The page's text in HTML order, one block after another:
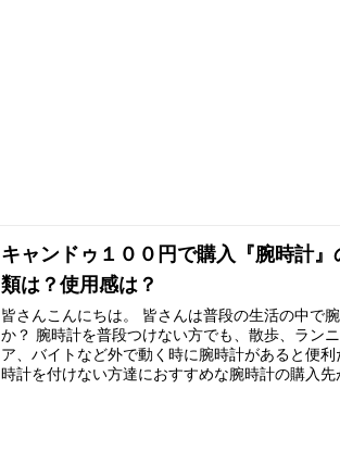
キャンドゥ１００円で購入『腕時計
類は？使用感は？
皆さんこんにちは。 皆さんは普段の生活の中で
か？ 腕時計を普段つけない方でも、散歩、ラン
ア、バイトなど外で動く時に腕時計があると便
時計を付けない方達におすすめな腕時計の購入先